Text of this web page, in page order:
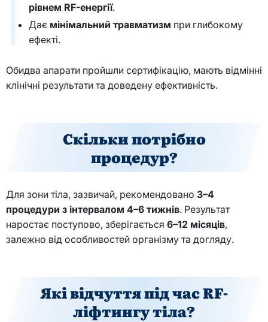
рівнем RF-енергії.
Дає мінімальний травматизм при глибокому
ефекті.
Обидва апарати пройшли сертифікацію, мають відмінні
клінічні результати та доведену ефективність.
Скільки потрібно
процедур?
Для зони тіла, зазвичай, рекомендовано 3–4
процедури з інтервалом 4–6 тижнів. Результат
наростає поступово, зберігається 6–12 місяців,
залежно від особливостей організму та догляду.
Які відчуття під час RF-
ліфтингу тіла?